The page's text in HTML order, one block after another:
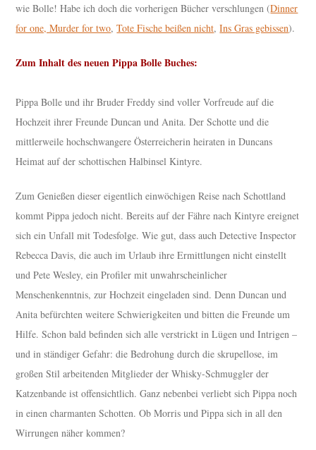
wie Bolle! Habe ich doch die vorherigen Bücher verschlungen (Dinner
for one, Murder for two,Tote Fische beißen nicht,Ins Gras gebissen).
Zum Inhalt des neuen Pippa Bolle Buches:
Pippa Bolle und ihr Bruder Freddy sind voller Vorfreude auf die
Hochzeit ihrer Freunde Duncan und Anita. Der Schotte und die
mittlerweile hochschwangere Österreicherin heiraten in Duncans
Heimat auf der schottischen Halbinsel Kintyre.
Zum Genießen dieser eigentlich einwöchigen Reise nach Schottland
kommt Pippa jedoch nicht. Bereits auf der Fähre nach Kintyre ereignet
sich ein Unfall mit Todesfolge. Wie gut, dass auch Detective Inspector
Rebecca Davis, die auch im Urlaub ihre Ermittlungen nicht einstellt
und Pete Wesley, ein Profiler mit unwahrscheinlicher
Menschenkenntnis, zur Hochzeit eingeladen sind. Denn Duncan und
Anita befürchten weitere Schwierigkeiten und bitten die Freunde um
Hilfe. Schon bald befinden sich alle verstrickt in Lügen und Intrigen –
und in ständiger Gefahr: die Bedrohung durch die skrupellose, im
großen Stil arbeitenden Mitglieder der Whisky-Schmuggler der
Katzenbande ist offensichtlich. Ganz nebenbei verliebt sich Pippa noch
in einen charmanten Schotten. Ob Morris und Pippa sich in all den
Wirrungen näher kommen?